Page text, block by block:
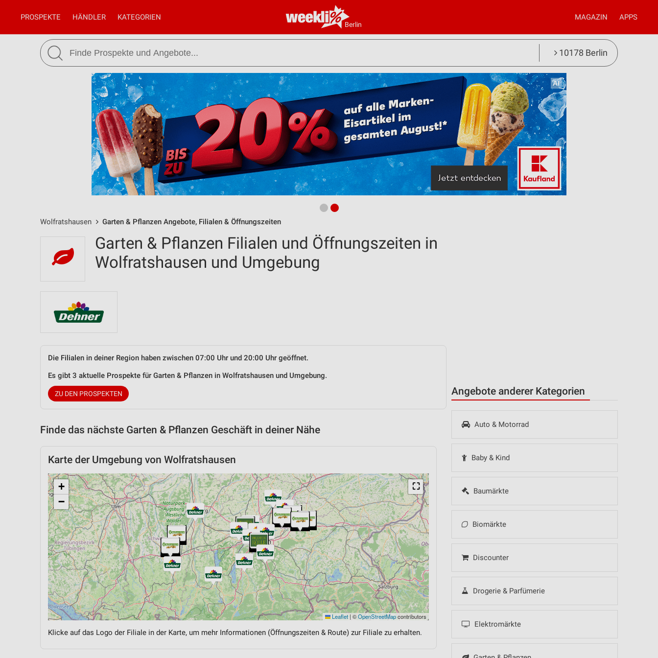
Berlin
PROSPEKTE HÄNDLER KATEGORIEN MAGAZIN APPS
10178 Berlin
Wolfratshausen Garten & Pflanzen Angebote, Filialen & Öffnungszeiten
Angebote anderer Kategorien
Auto & Motorrad
Baby & Kind
Baumärkte
Biomärkte
Discounter
Drogerie & Parfümerie
Elektromärkte
Garten & Pflanzen Filialen und Öffnungszeiten in
Wolfratshausen und Umgebung
Die Filialen in deiner Region haben zwischen 07:00 Uhr und 20:00 Uhr geöffnet.
Es gibt 3 aktuelle Prospekte für Garten & Pflanzen in Wolfratshausen und Umgebung.
ZU DEN PROSPEKTEN
Finde das nächste Garten & Pflanzen Geschäft in deiner Nähe
Karte der Umgebung von Wolfratshausen
⛶
+
−
Leaflet | ©OpenStreetMapcontributors
Klicke auf das Logo der Filiale in der Karte, um mehr Informationen (Öffnungszeiten & Route) zur Filiale zu erhalten.